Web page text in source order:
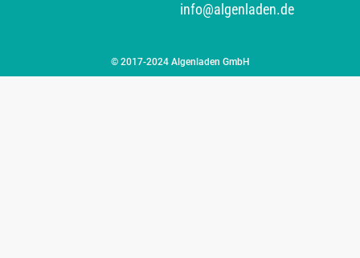
info@algenladen.de
© 2017-2024 Algenladen GmbH